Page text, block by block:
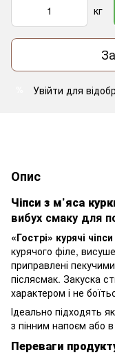
кг
Увійти для
Опис
Чіпси з м’яса
вибух смаку для
«Гострі» курячі чіпси
курячого філе,
приправлені
післясмак. Закуска
характером і не
Ідеально підходять
з пінним напоєм або в
Переваги